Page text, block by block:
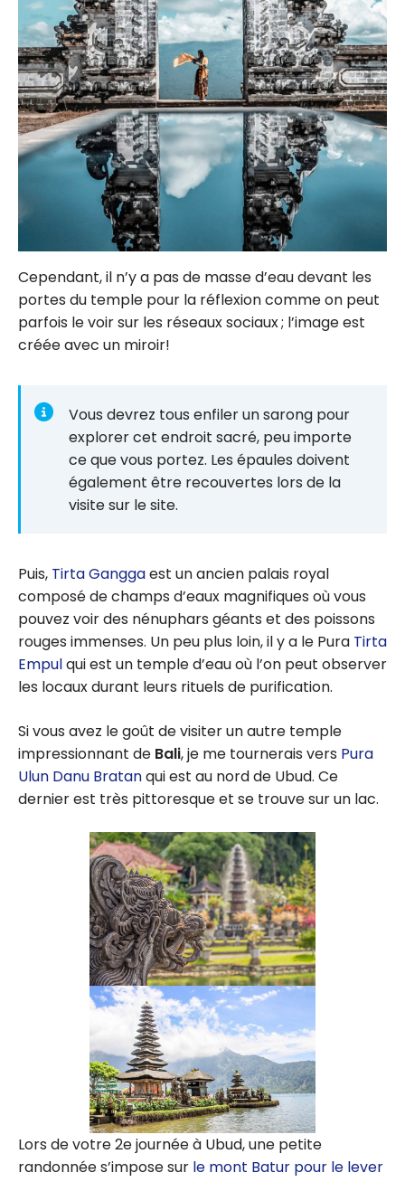
Cependant, il n’y a pas de masse d’eau devant les
portes du temple pour la réflexion comme on peut
parfois le voir sur les réseaux sociaux ; l’image est
créée avec un miroir!
Vous devrez tous enfiler un sarong pour
explorer cet endroit sacré, peu importe
ce que vous portez. Les épaules doivent
également être recouvertes lors de la
visite sur le site.
Puis, Tirta Ganggaest un ancien palais royal
composé de champs d’eaux magnifiques où vous
pouvez voir des nénuphars géants et des poissons
rouges immenses. Un peu plus loin, il y a le Pura Tirta
Empulqui est un temple d’eau où l’on peut observer
les locaux durant leurs rituels de purification.
Si vous avez le goût de visiter un autre temple
impressionnant de Bali, je me tournerais vers Pura
Ulun Danu Bratanqui est au nord de Ubud. Ce
dernier est très pittoresque et se trouve sur un lac.
Lors de votre 2e journée à Ubud, une petite
randonnée s’impose sur le mont Batur pour le lever